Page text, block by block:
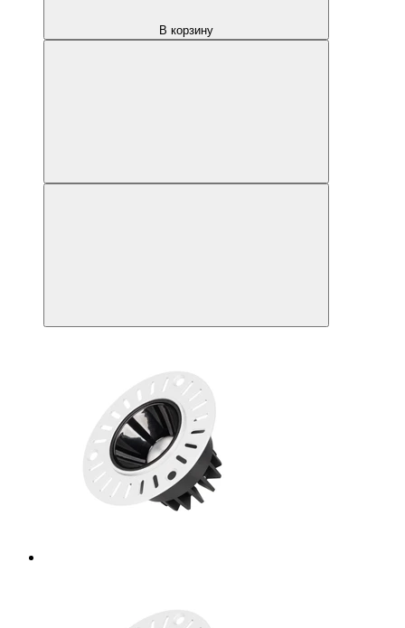
В корзину